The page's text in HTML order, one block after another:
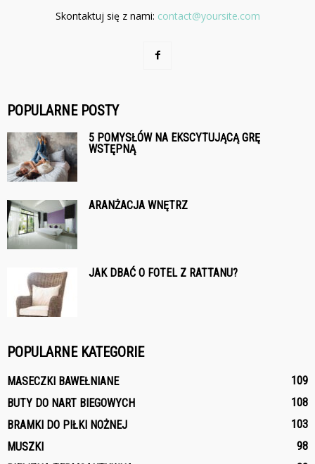
Skontaktuj się z nami: contact@yoursite.com
POPULARNE POSTY
5 POMYSŁÓW NA EKSCYTUJĄCĄ GRĘ
WSTĘPNĄ
ARANŻACJA WNĘTRZ
JAK DBAĆ O FOTEL Z RATTANU?
POPULARNE KATEGORIE
MASECZKI BAWEŁNIANE
109
BUTY DO NART BIEGOWYCH
108
BRAMKI DO PIŁKI NOŻNEJ
103
MUSZKI
98